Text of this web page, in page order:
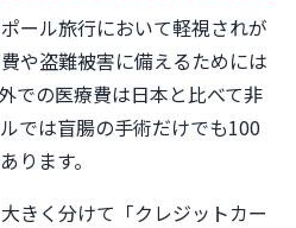
ール旅行において軽視されが
や盗難被害に備えるためには
での医療費は日本と比べて非
では盲腸の手術だけでも100
ります。
きく分けて「クレジットカー